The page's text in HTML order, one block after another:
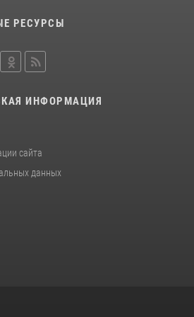
охраны Росгвардии за
09:06
Росгвардии в
РЕСУРСЫ
ИНФОРМАЦИЯ
сайта
данных